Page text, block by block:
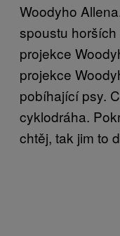
Woodyho
spoustu
projekce
projekce
pobíhající psy.
cyklodráha.
chtěj, tak jim to